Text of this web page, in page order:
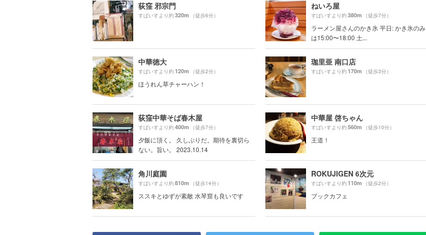
荻窪 邪宗門
すぱいすより約320m （徒歩6分）
ねいろ屋
すぱいすより約380m （徒歩7分）
ラーメン屋さんのかき氷 平日: かき氷のみ
は15:00〜18:00 土...
中華徳大
すぱいすより約120m （徒歩2分）
ほうれん草チャーハン！
珈里亜 南口店
すぱいすより約170m （徒歩3分）
荻窪中華そば春木屋
すぱいすより約400m （徒歩7分）
夕飯に頂く。 久しぶりだ。期待を裏切ら
ない。旨い。 2023.10.14
中華屋 啓ちゃん
すぱいすより約560m （徒歩10分）
王道！
角川庭園
すぱいすより約810m （徒歩14分）
ススキとゆずが素敵 水琴窟も良いです
ROKUJIGEN 6次元
すぱいすより約110m （徒歩2分）
ブックカフェ